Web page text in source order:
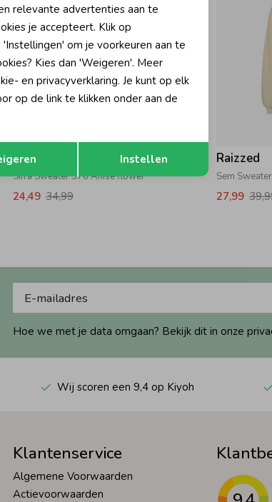
Raizzed
Sifra Sweater 376 Anise flower
24,49 34,99
Raizzed
Sem
27,99
Hoe we met je data omgaan? Bekijk dit in onze
Wij scoren een 9,4 op Kiyoh
Klantenservice
Algemene Voorwaarden
Actievoorwaarden
Opslaan
relevante advertenties aan te
je accepteert. Klik op
om je voorkeuren aan te
Kies dan 'Weigeren'. Meer
en privacyverklaring. Je kunt op elk
op de link te klikken onder aan de
Instellen